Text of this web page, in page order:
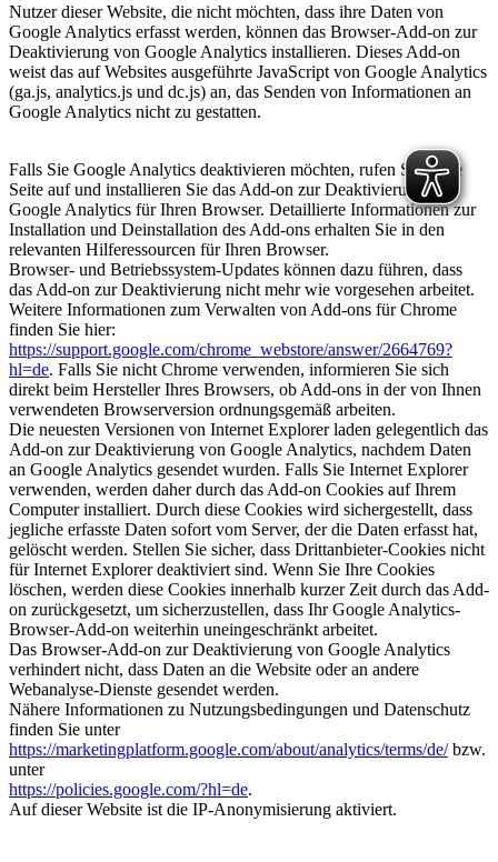
Nutzer dieser Website, die nicht möchten, dass ihre Daten von
Google Analytics erfasst werden, können das Browser-Add-on zur
Deaktivierung von Google Analytics installieren. Dieses Add-on
weist das auf Websites ausgeführte JavaScript von Google Analytics
(ga.js, analytics.js und dc.js) an, das Senden von Informationen an
Google Analytics nicht zu gestatten.
Falls Sie Google Analytics deaktivieren möchten, rufen Sie diese
Seite auf und installieren Sie das Add-on zur Deaktivierung von
Google Analytics für Ihren Browser. Detaillierte Informationen zur
Installation und Deinstallation des Add-ons erhalten Sie in den
relevanten Hilferessourcen für Ihren Browser.
Browser- und Betriebssystem-Updates können dazu führen, dass
das Add-on zur Deaktivierung nicht mehr wie vorgesehen arbeitet.
Weitere Informationen zum Verwalten von Add-ons für Chrome
finden Sie hier:
https://support.google.com/chrome_webstore/answer/2664769?
hl=de. Falls Sie nicht Chrome verwenden, informieren Sie sich
direkt beim Hersteller Ihres Browsers, ob Add-ons in der von Ihnen
verwendeten Browserversion ordnungsgemäß arbeiten.
Die neuesten Versionen von Internet Explorer laden gelegentlich das
Add-on zur Deaktivierung von Google Analytics, nachdem Daten
an Google Analytics gesendet wurden. Falls Sie Internet Explorer
verwenden, werden daher durch das Add-on Cookies auf Ihrem
Computer installiert. Durch diese Cookies wird sichergestellt, dass
jegliche erfasste Daten sofort vom Server, der die Daten erfasst hat,
gelöscht werden. Stellen Sie sicher, dass Drittanbieter-Cookies nicht
für Internet Explorer deaktiviert sind. Wenn Sie Ihre Cookies
löschen, werden diese Cookies innerhalb kurzer Zeit durch das Add-
on zurückgesetzt, um sicherzustellen, dass Ihr Google Analytics-
Browser-Add-on weiterhin uneingeschränkt arbeitet.
Das Browser-Add-on zur Deaktivierung von Google Analytics
verhindert nicht, dass Daten an die Website oder an andere
Webanalyse-Dienste gesendet werden.
Nähere Informationen zu Nutzungsbedingungen und Datenschutz
finden Sie unter
https://marketingplatform.google.com/about/analytics/terms/de/bzw.
unter
https://policies.google.com/?hl=de.
Auf dieser Website ist die IP-Anonymisierung aktiviert.